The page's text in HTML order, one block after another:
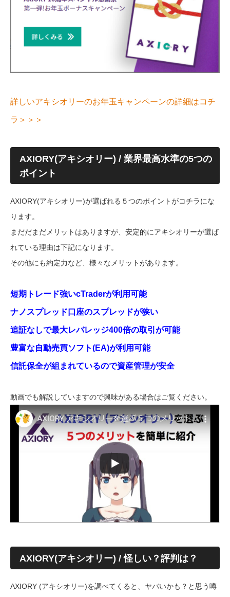
詳しいアキシオリーのお年玉キャンペーンの詳細はコチ
ラ＞＞＞
AXIORY(アキシオリー) / 業界最高水準の5つの
ポイント
AXIORY(アキシオリー)が選ばれる５つのポイントがコチラにな
ります。
まだだまだメリットはありますが、安定的にアキシオリーが選ば
れている理由は下記になります。
その他にも約定力など、様々なメリットがあります。
短期トレード強いcTraderが利用可能
ナノスプレッド口座のスプレッドが狭い
追証なしで最大レバレッジ400倍の取引が可能
豊富な自動売買ソフト(EA)が利用可能
信託保全が組まれているので資産管理が安全
動画でも解説していますので興味がある場合はご覧ください。
AXIORY(アキシオリー) / 怪しい？評判は？
AXIORY (アキシオリー)を調べてくると、ヤバいかも？と思う噂